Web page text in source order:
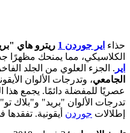
حذاء اير جوردن 1 ريترو هاي
الكلاسيكي، مما يمنحك
اير . الجزء العلوي من الجلد
الجامعي، وتدرجات الألوان
عصريًا للمفضلة دائمًا. يجمع هذا
تدرجات الألوان "بريد" و"بلاك
إطلالات جوردن أيقونية. تفقدها